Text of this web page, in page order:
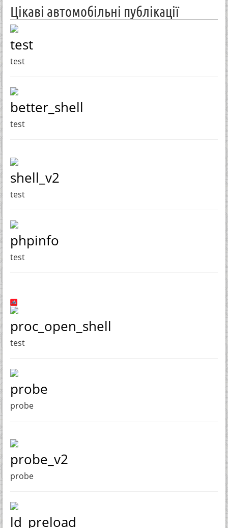
Цікаві автомобільні публікації
test
test
better_shell
test
shell_v2
test
phpinfo
test
proc_open_shell
test
probe
probe
probe_v2
probe
ld_preload